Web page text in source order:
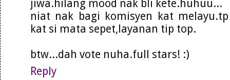
jiwa.hilang mood nak bli kete.huhuu...
niat nak bagi komisyen kat
kat si mata sepet,layanan tip top.
btw...dah vote nuha.full stars! :)
Reply